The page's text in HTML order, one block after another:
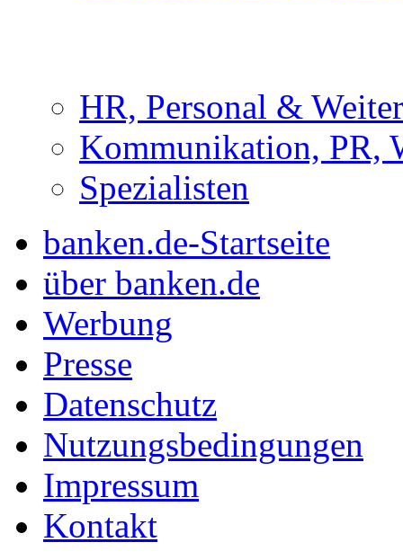
HR, Personal &
Kommunikation, PR,
Spezialisten
banken.de-Startseite
über banken.de
Werbung
Presse
Datenschutz
Nutzungsbedingungen
Impressum
Kontakt